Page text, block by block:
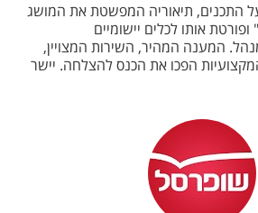
התכנים, תיאוריה המפשטת את המושג
אותו לכלים יישומיים
המענה המהיר, השירות המצויין,
הפכו את הכנס להצלחה. יישר